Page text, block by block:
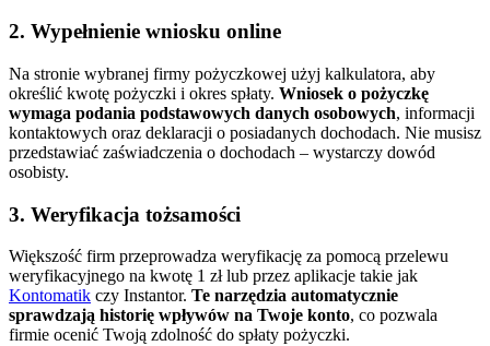
2. Wypełnienie wniosku online
Na stronie wybranej firmy pożyczkowej użyj kalkulatora, aby
określić kwotę pożyczki i okres spłaty. Wniosek o pożyczkę
wymaga podania podstawowych danych osobowych, informacji
kontaktowych oraz deklaracji o posiadanych dochodach. Nie musisz
przedstawiać zaświadczenia o dochodach – wystarczy dowód
osobisty.
3. Weryfikacja tożsamości
Większość firm przeprowadza weryfikację za pomocą przelewu
weryfikacyjnego na kwotę 1 zł lub przez aplikacje takie jak
Kontomatik czy Instantor. Te narzędzia automatycznie
sprawdzają historię wpływów na Twoje konto, co pozwala
firmie ocenić Twoją zdolność do spłaty pożyczki.